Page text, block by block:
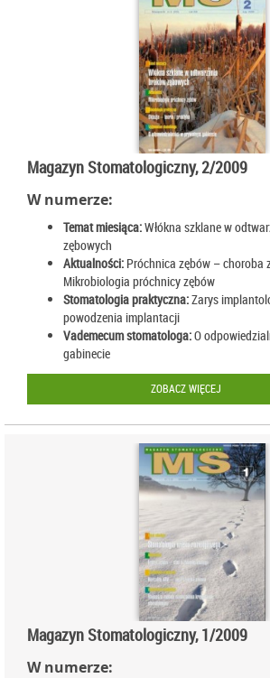
Magazyn Stomatologiczny, 2/2009
W numerze:
Temat miesiąca:Włókna szklane w
zębowych
Aktualności: Próchnica zębów – choroba
Mikrobiologia próchnicy zębów
Stomatologia praktyczna:Zarys
powodzenia implantacji
Vademecum stomatologa:O
gabinecie
ZOBACZ WIĘCEJ
Magazyn Stomatologiczny, 1/2009
W numerze: